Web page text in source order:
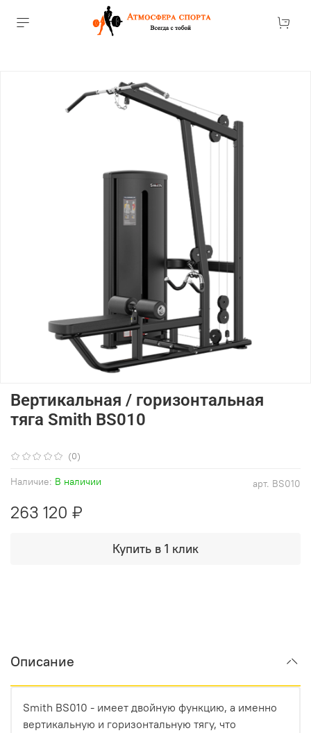
(0)
арт. BS010
Наличие: В наличии
Вертикальная / горизонтальная
тяга Smith BS010
263 120 ₽
Купить в 1 клик
Описание
Smith BS010 - имеет двойную функцию, а именно
вертикальную и горизонтальную тягу, что